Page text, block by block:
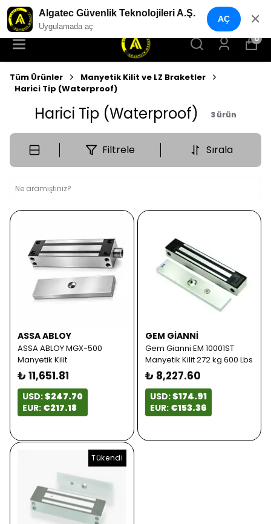
ALGATEC GÜVENLİK MARKET
0
Tüm Ürünler
Manyetik Kilit ve LZ Braketler
Harici Tip (Waterproof)
Harici Tip (Waterproof) 3ürün
Filtrele Sırala
ASSA ABLOY
ASSA ABLOY MGX-500
Manyetik Kilit
₺ 11,651.81
USD:$247.70
EUR: €217.18
GEM GIANNI
Gem Gianni EM 10001ST
Manyetik Kilit 272 kg 600 Lbs
₺ 8,227.60
USD:$174.91
EUR: €153.36
Tükendi
Algatec Güvenlik Teknolojileri A.Ş.
Uygulamada aç
AÇ ✕